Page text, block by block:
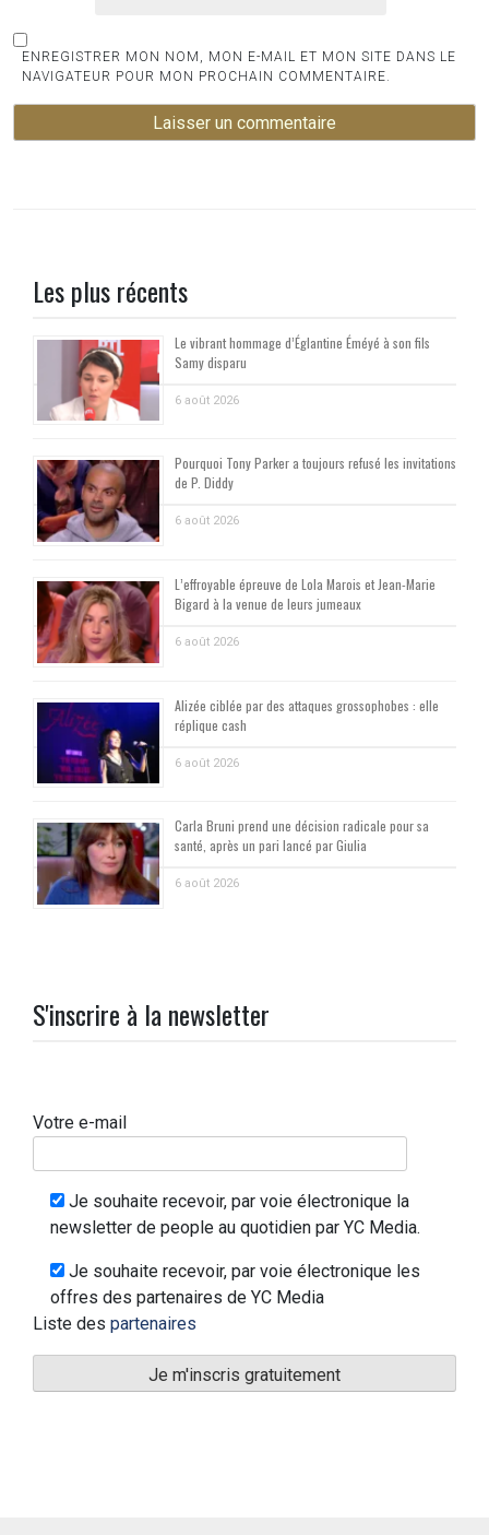
ENREGISTRER MON NOM, MON E-MAIL ET MON SITE DANS LE
NAVIGATEUR POUR MON PROCHAIN COMMENTAIRE.
Les plus récents
Le vibrant hommage d’Églantine Éméyé à son fils
Samy disparu
6 août 2026
Pourquoi Tony Parker a toujours refusé les invitations
de P. Diddy
6 août 2026
L’effroyable épreuve de Lola Marois et Jean-Marie
Bigard à la venue de leurs jumeaux
6 août 2026
Alizée ciblée par des attaques grossophobes : elle
réplique cash
6 août 2026
Carla Bruni prend une décision radicale pour sa
santé, après un pari lancé par Giulia
6 août 2026
S'inscrire à la newsletter
Votre e-mail
Je souhaite recevoir, par voie électronique la
newsletter de people au quotidien par YC Media.
Je souhaite recevoir, par voie électronique les
offres des partenaires de YC Media
Liste des partenaires